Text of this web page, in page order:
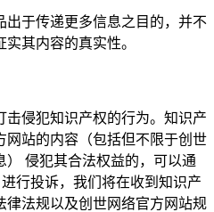
出于传递更多信息之目的，并不
其内容的真实性。
侵犯知识产权的行为。知识产
网站的内容（包括但不限于创世
） 侵犯其合法权益的，可以通
行投诉，我们将在收到知识产
律法规以及创世网络官方网站规